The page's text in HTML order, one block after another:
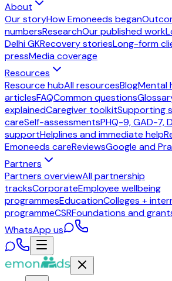
About
Our storyHow Emoneeds began
numbersResearchOur published work
Delhi GKRecovery storiesLong-form
pressMedia coverage
Resources
Resource hubAll resourcesBlogMental
articlesFAQCommon questions
explainedCaregiver toolkitSupporting
careSelf-assessmentsPHQ-9, GAD-7,
supportHelplines and immediate help
Emoneeds careReviewsGoogle and
Partners
Partners overviewAll partnership
tracksCorporateEmployee wellbeing
programmesEducationColleges +
programmeCSRFoundations and
WhatsApp us